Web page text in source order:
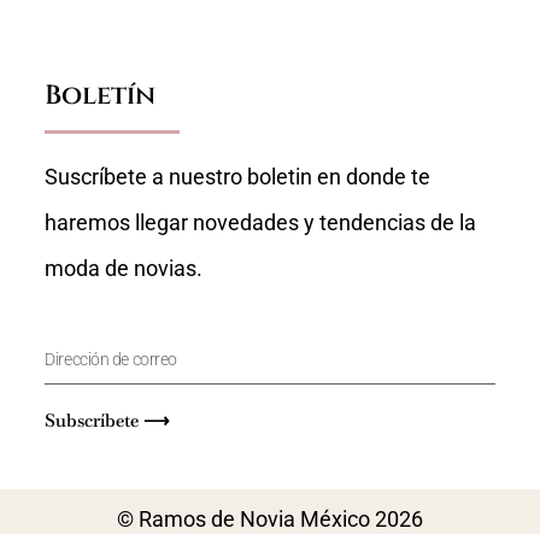
Boletín
Suscríbete a nuestro boletin en donde te
haremos llegar novedades y tendencias de la
moda de novias.
Subscríbete ⟶
© Ramos de Novia México 2026